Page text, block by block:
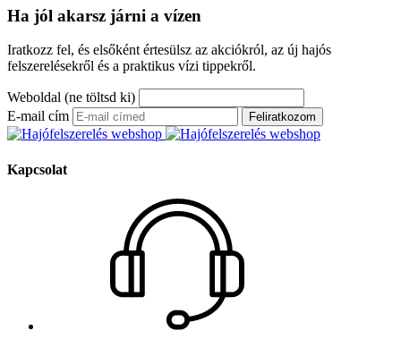
Ha jól akarsz járni a vízen
Iratkozz fel, és elsőként értesülsz az akciókról, az új hajós
felszerelésekről és a praktikus vízi tippekről.
Weboldal (ne töltsd ki)
E-mail cím
Feliratkozom
Kapcsolat